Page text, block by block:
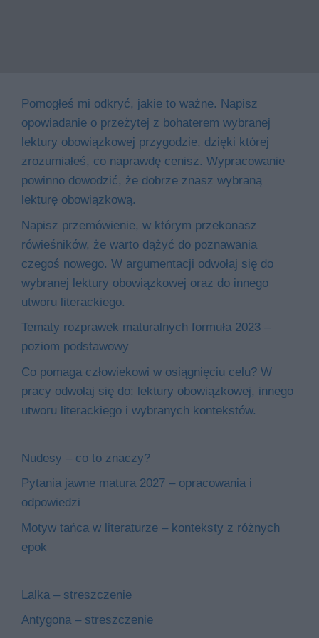
Pomogłeś mi odkryć, jakie to ważne. Napisz
opowiadanie o przeżytej z bohaterem wybranej
lektury obowiązkowej przygodzie, dzięki której
zrozumiałeś, co naprawdę cenisz. Wypracowanie
powinno dowodzić, że dobrze znasz wybraną
lekturę obowiązkową.
Napisz przemówienie, w którym przekonasz
rówieśników, że warto dążyć do poznawania
czegoś nowego. W argumentacji odwołaj się do
wybranej lektury obowiązkowej oraz do innego
utworu literackiego.
Tematy rozprawek maturalnych formuła 2023 –
poziom podstawowy
Co pomaga człowiekowi w osiągnięciu celu? W
pracy odwołaj się do: lektury obowiązkowej, innego
utworu literackiego i wybranych kontekstów.
Nudesy – co to znaczy?
Pytania jawne matura 2027 – opracowania i
odpowiedzi
Motyw tańca w literaturze – konteksty z różnych
epok
Lalka – streszczenie
Antygona – streszczenie